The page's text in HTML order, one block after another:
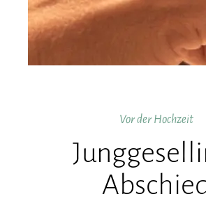
Vor der Hochzeit